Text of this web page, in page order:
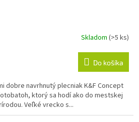
Skladom (>5 ks)
Do košíka
dobre navrhnutý plecniak K&F Concept
ktorý sa hodí ako do mestskej
Veľké vrecko s...